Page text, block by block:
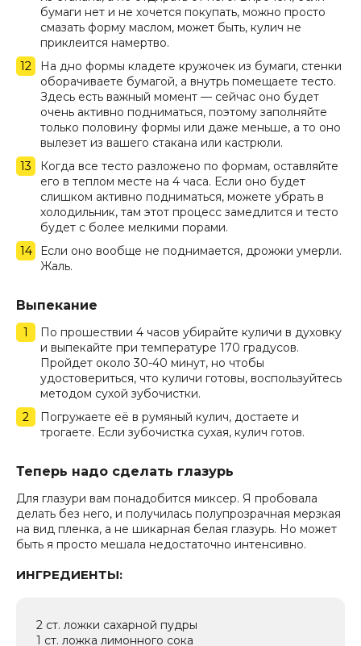
бумаги нет и не хочется покупать, можно просто
смазать форму маслом, может быть, кулич не
приклеится намертво.
На дно формы кладете кружочек из бумаги, стенки
оборачиваете бумагой, а внутрь помещаете тесто.
Здесь есть важный момент — сейчас оно будет
очень активно подниматься, поэтому заполняйте
только половину формы или даже меньше, а то оно
вылезет из вашего стакана или кастрюли.
Когда все тесто разложено по формам, оставляйте
его в теплом месте на 4 часа. Если оно будет
слишком активно подниматься, можете убрать в
холодильник, там этот процесс замедлится и тесто
будет с более мелкими порами.
Если оно вообще не поднимается, дрожжи умерли.
Жаль.
Выпекание
По прошествии 4 часов убирайте куличи в духовку
и выпекайте при температуре 170 градусов.
Пройдет около 30-40 минут, но чтобы
удостовериться, что куличи готовы, воспользуйтесь
методом сухой зубочистки.
Погружаете её в румяный кулич, достаете и
трогаете. Если зубочистка сухая, кулич готов.
Теперь надо сделать глазурь
Для глазури вам понадобится миксер. Я пробовала
делать без него, и получилась полупрозрачная мерзкая
на вид пленка, а не шикарная белая глазурь. Но может
быть я просто мешала недостаточно интенсивно.
ИНГРЕДИЕНТЫ:
2 ст. ложки сахарной пудры
1 ст. ложка лимонного сока